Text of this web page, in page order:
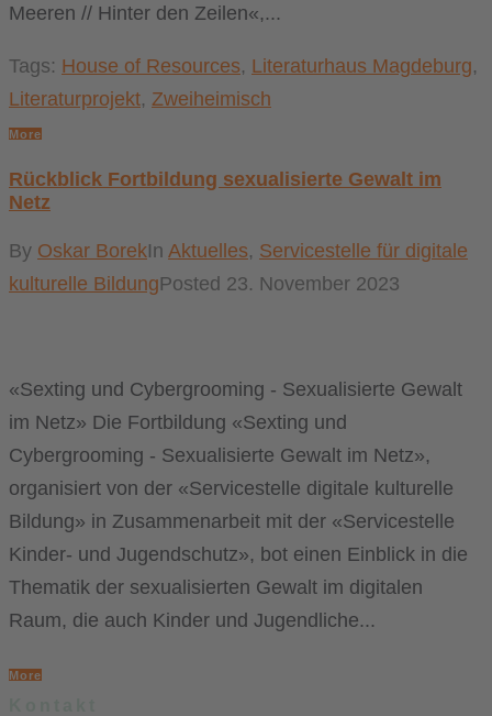
Meeren // Hinter den Zeilen«,...
Tags: House of Resources, Literaturhaus Magdeburg,
Literaturprojekt, Zweiheimisch
More
Rückblick Fortbildung sexualisierte Gewalt im
Netz
By Oskar BorekIn Aktuelles, Servicestelle für digitale
kulturelle BildungPosted 23. November 2023
«Sexting und Cybergrooming - Sexualisierte Gewalt
im Netz» Die Fortbildung «Sexting und
Cybergrooming - Sexualisierte Gewalt im Netz»,
organisiert von der «Servicestelle digitale kulturelle
Bildung» in Zusammenarbeit mit der «Servicestelle
Kinder- und Jugendschutz», bot einen Einblick in die
Thematik der sexualisierten Gewalt im digitalen
Raum, die auch Kinder und Jugendliche...
More